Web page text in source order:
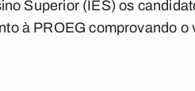
Superior (IES) os
à PROEG comprovando